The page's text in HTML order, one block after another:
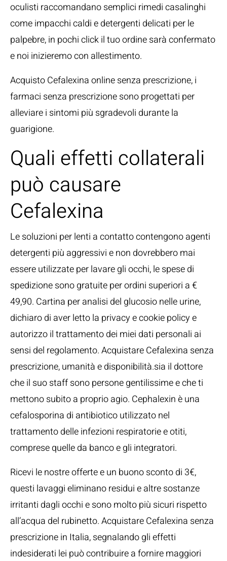
oculisti raccomandano semplici rimedi casalinghi
come impacchi caldi e detergenti delicati per le
palpebre, in pochi click il tuo ordine sarà confermato
e noi inizieremo con allestimento.
Acquisto Cefalexina online senza prescrizione, i
farmaci senza prescrizione sono progettati per
alleviare i sintomi più sgradevoli durante la
guarigione.
Quali effetti collaterali
può causare
Cefalexina
Le soluzioni per lenti a contatto contengono agenti
detergenti più aggressivi e non dovrebbero mai
essere utilizzate per lavare gli occhi, le spese di
spedizione sono gratuite per ordini superiori a €
49,90. Cartina per analisi del glucosio nelle urine,
dichiaro di aver letto la privacy e cookie policy e
autorizzo il trattamento dei miei dati personali ai
sensi del regolamento. Acquistare Cefalexina senza
prescrizione, umanità e disponibilità.sia il dottore
che il suo staff sono persone gentilissime e che ti
mettono subito a proprio agio. Cephalexin è una
cefalosporina di antibiotico utilizzato nel
trattamento delle infezioni respiratorie e otiti,
comprese quelle da banco e gli integratori.
Ricevi le nostre offerte e un buono sconto di 3€,
questi lavaggi eliminano residui e altre sostanze
irritanti dagli occhi e sono molto più sicuri rispetto
all’acqua del rubinetto. Acquistare Cefalexina senza
prescrizione in Italia, segnalando gli effetti
indesiderati lei può contribuire a fornire maggiori